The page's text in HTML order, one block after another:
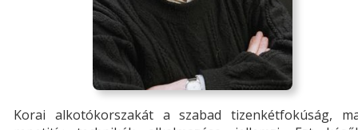
Korai alkotókorszakát a szabad tizenkétfokúság,